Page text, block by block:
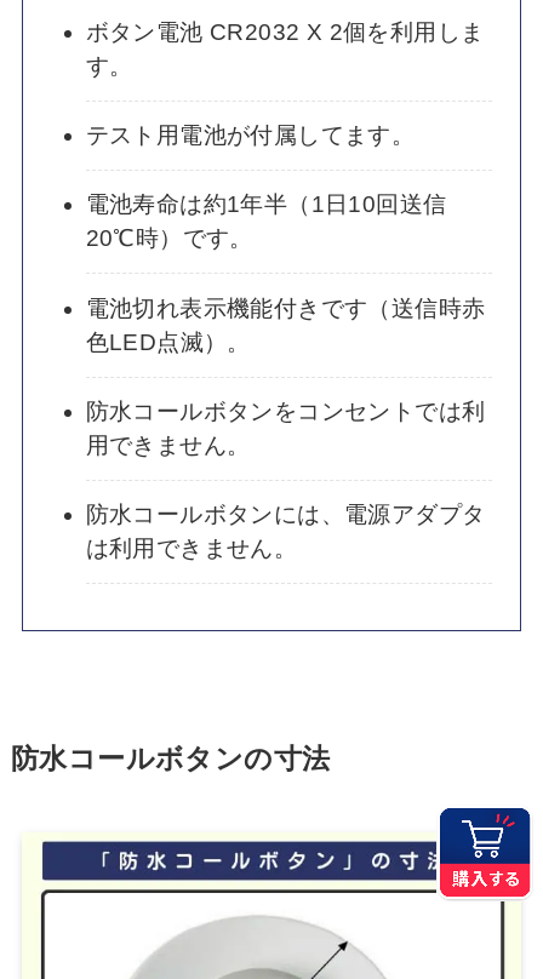
ボタン電池 CR2032 X 2個を利用しま
す。
テスト用電池が付属してます。
電池寿命は約1年半（1日10回送信
20℃時）です。
電池切れ表示機能付きです（送信時赤
色LED点滅）。
防水コールボタンをコンセントでは利
用できません。
防水コールボタンには、電源アダプタ
は利用できません。
防水コールボタンの寸法